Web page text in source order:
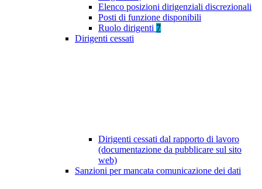
Elenco posizioni dirigenziali discrezionali
Posti di funzione disponibili
Ruolo dirigenti 7
Dirigenti cessati
Dirigenti cessati dal rapporto di lavoro
(documentazione da pubblicare sul sito
web)
Sanzioni per mancata comunicazione dei dati